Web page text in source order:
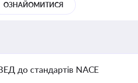
ОЗНАЙОМИТИСЯ
до стандартів NACE